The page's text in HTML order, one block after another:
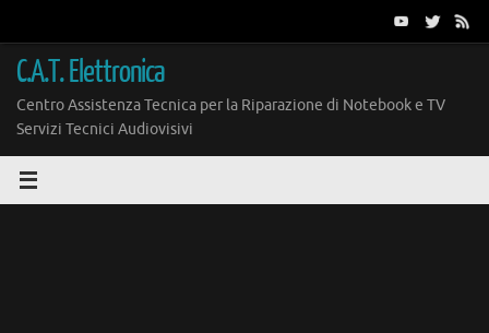
contenuto
C.A.T. Elettronica
Centro Assistenza Tecnica per la Riparazione di Notebook e TV
Servizi Tecnici Audiovisivi